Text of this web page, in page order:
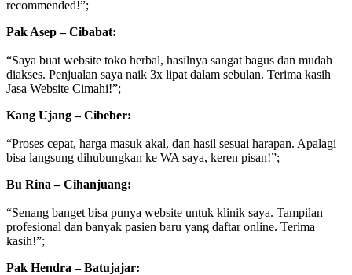
recommended!”;
Pak Asep – Cibabat:
“Saya buat website toko herbal, hasilnya sangat bagus dan mudah
diakses. Penjualan saya naik 3x lipat dalam sebulan. Terima kasih
Jasa Website Cimahi!”;
Kang Ujang – Cibeber:
“Proses cepat, harga masuk akal, dan hasil sesuai harapan. Apalagi
bisa langsung dihubungkan ke WA saya, keren pisan!”;
Bu Rina – Cihanjuang:
“Senang banget bisa punya website untuk klinik saya. Tampilan
profesional dan banyak pasien baru yang daftar online. Terima
kasih!”;
Pak Hendra – Batujajar: